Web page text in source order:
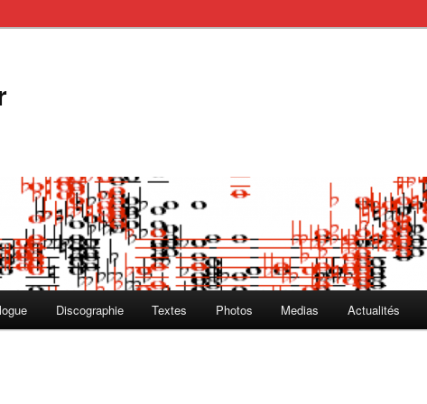
Discographie Textes Photos Medias Actualités